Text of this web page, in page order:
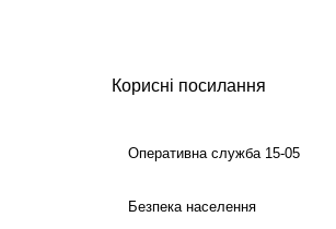
Корисні посилання
Оперативна служба 15-05
Безпека населення